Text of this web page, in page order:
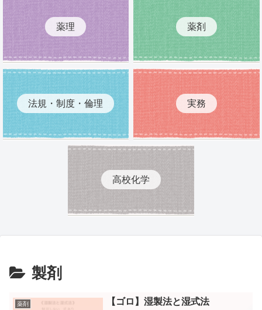
薬理 薬剤
法規・制度・倫理 実務
高校化学
製剤
薬剤 【ゴロ】湿製法と湿式法